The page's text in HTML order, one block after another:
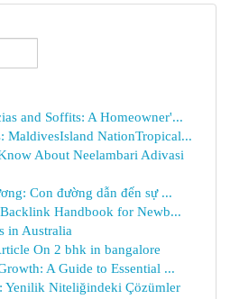
and Soffits: A Homeowner'...
MaldivesIsland NationTropical...
About Neelambari Adivasi
Con đường dẫn đến sự ...
Handbook for Newb...
in Australia
On 2 bhk in bangalore
A Guide to Essential ...
Yenilik Niteliğindeki Çözümler